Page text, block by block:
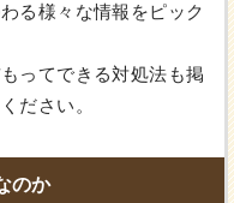
る様々な情報をピック
ってできる対処法も掲
ださい。
のか